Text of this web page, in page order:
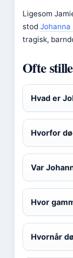
Ligesom
stod
tragisk,
Ofte
Hvad er
Hvorfor
Var
Hvor
Hvornår